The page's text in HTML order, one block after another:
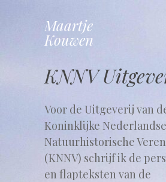
Maartje
Kouwen
Spring
naar
KNNV
Voor de Uitgeverij van
Koninklijke Nederlandse
Natuurhistorische
(KNNV) schrijf ik de
en flapteksten van de